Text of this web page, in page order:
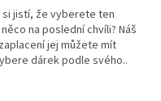
jistí, že vyberete ten
na poslední chvíli? Náš
jej můžete mít
dárek podle svého..